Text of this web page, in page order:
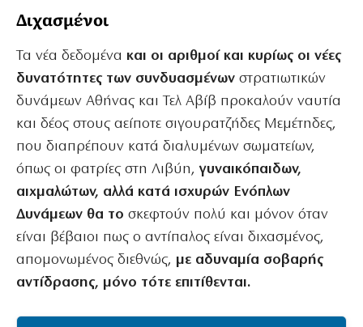
Διχασμένοι
Τα νέα δεδομένα και οι αριθμοί και κυρίως οι νέες
δυνατότητες των συνδυασμένων στρατιωτικών
δυνάμεων Αθήνας και Τελ Αβίβ προκαλούν ναυτία
και δέος στους αείποτε σιγουρατζήδες Μεμέτηδες,
που διαπρέπουν κατά διαλυμένων σωματείων,
όπως οι φατρίες στη Λιβύη,γυναικόπαιδων,
αιχμαλώτων, αλλά κατά ισχυρών Ενόπλων
Δυνάμεων θα το σκεφτούν πολύ και μόνον όταν
είναι βέβαιοι πως ο αντίπαλος είναι διχασμένος,
απομονωμένος διεθνώς, με αδυναμία σοβαρής
αντίδρασης, μόνο τότε επιτίθενται.